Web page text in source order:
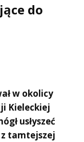
do
w okolicy
Kieleckiej
usłyszeć
tamtejszej